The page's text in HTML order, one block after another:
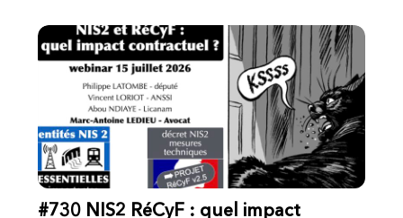
#730 NIS2 RéCyF : quel impact